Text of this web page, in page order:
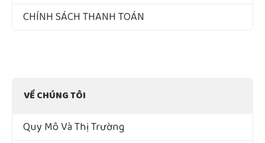
CHÍNH SÁCH THANH TOÁN
VỀ CHÚNG TÔI
Quy Mô Và Thị Trường